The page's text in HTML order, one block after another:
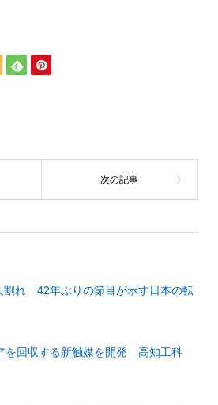
割れ 42年ぶりの節目が示す日本の転
を回収する新触媒を開発 高知工科